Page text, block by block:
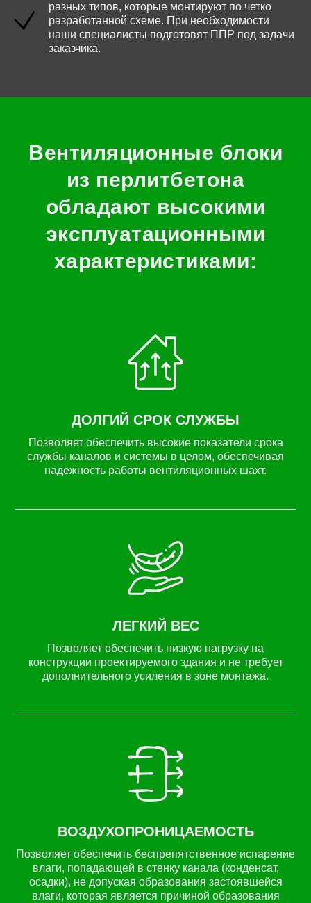
разных типов, которые монтируют по четко
разработанной схеме. При необходимости
наши специалисты подготовят ППР под задачи
заказчика.
Вентиляционные блоки
из перлитбетона
обладают высокими
эксплуатационными
характеристиками:
ДОЛГИЙ СРОК СЛУЖБЫ
Позволяет обеспечить высокие показатели срока
службы каналов и системы в целом, обеспечивая
надежность работы вентиляционных шахт.
ЛЕГКИЙ ВЕС
Позволяет обеспечить низкую нагрузку на
конструкции проектируемого здания и не требует
дополнительного усиления в зоне монтажа.
ВОЗДУХОПРОНИЦАЕМОСТЬ
Позволяет обеспечить беспрепятственное испарение
влаги, попадающей в стенку канала (конденсат,
осадки), не допуская образования застоявшейся
влаги, которая является причиной образования